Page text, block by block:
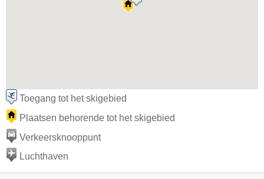
Toegang tot het skigebied
Plaatsen behorende tot het skigebied
Verkeersknooppunt
Luchthaven